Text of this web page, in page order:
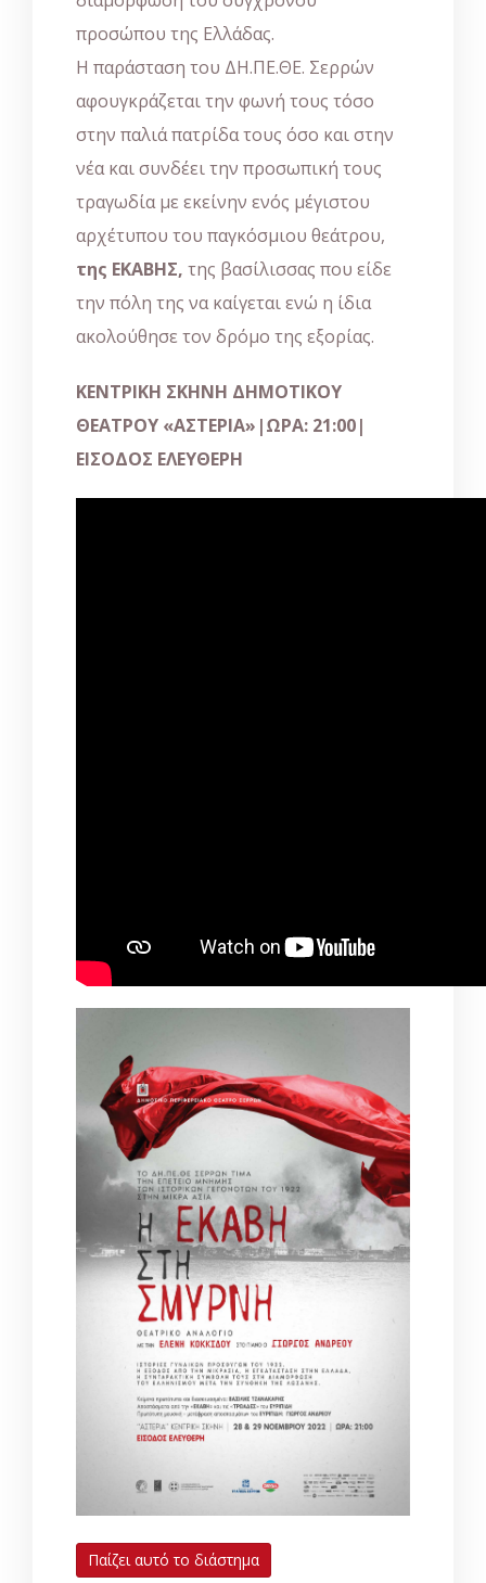
προσώπου της Ελλάδας.
Η παράσταση του ΔΗ.ΠΕ.ΘΕ. Σερρών
αφουγκράζεται την φωνή τους τόσο
στην παλιά πατρίδα τους όσο και στην
νέα και συνδέει την προσωπική τους
τραγωδία με εκείνην ενός μέγιστου
αρχέτυπου του παγκόσμιου θεάτρου,
της ΕΚΑΒΗΣ, της βασίλισσας που είδε
την πόλη της να καίγεται ενώ η ίδια
ακολούθησε τον δρόμο της εξορίας.
ΚΕΝΤΡΙΚΗ ΣΚΗΝΗ ΔΗΜΟΤΙΚΟΥ
ΘΕΑΤΡΟΥ «ΑΣΤΕΡΙΑ»|ΩΡΑ: 21:00|
ΕΙΣΟΔΟΣ ΕΛΕΥΘΕΡΗ
Παίζει αυτό το διάστημα